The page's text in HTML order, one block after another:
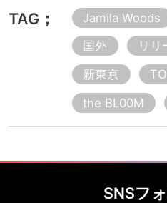
TAG； Jamila Woods
国外
リリ
新東京
the BL00M
SNSフ